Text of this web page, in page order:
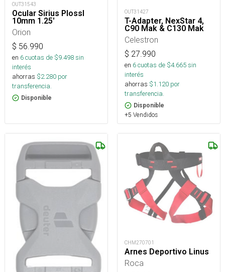
OUT31543
Ocular Sirius Plossl
10mm 1.25'
Orion
$ 56.990
en 6cuotas de $9.498sin
interés
ahorras $2.280 por
transferencia.
Disponible
OUT31427
T-Adapter, NexStar 4,
C90 Mak & C130 Mak
Celestron
$ 27.990
en 6cuotas de $4.665sin
interés
ahorras $1.120 por
transferencia.
Disponible
+5 Vendidos
CHM270701
Arnes Deportivo Linus
Roca